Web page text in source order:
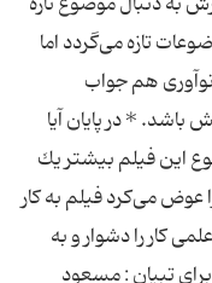
تازه می‌گردد اما
هم جواب
باشد. * در پایان آیا
این فیلم بیشتر یك
عوض می‌كرد فیلم به كار
كار را دشوار و به
تبیان : مسعود